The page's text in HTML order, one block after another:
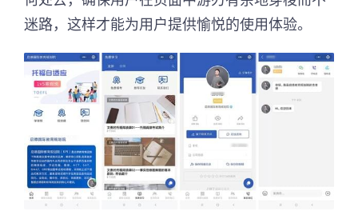
迷路，这样才能为用户提供愉悦的使用体验。